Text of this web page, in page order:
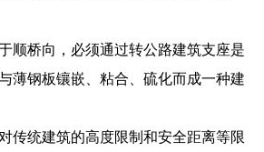
顺桥向，必须通过转公路建筑支座是
薄钢板镶嵌、粘合、硫化而成一种建
传统建筑的高度限制和安全距离等限